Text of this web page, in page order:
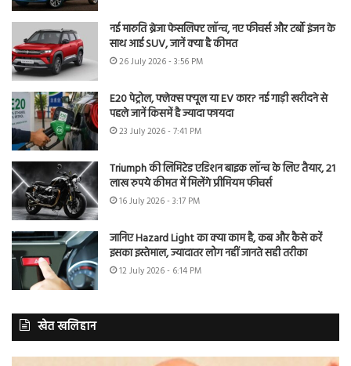
नई मारुति ब्रेजा फेसलिफ्ट लॉन्च, नए फीचर्स और टर्बो इंजन के
साथ आई SUV, जानें क्या है कीमत
26 July 2026 - 3:56 PM
E20 पेट्रोल, फ्लेक्स फ्यूल या EV कार? नई गाड़ी खरीदने से
पहले जानें किसमें है ज्यादा फायदा
23 July 2026 - 7:41 PM
Triumph की लिमिटेड एडिशन बाइक लॉन्च के लिए तैयार, 21
लाख रुपये कीमत में मिलेंगे प्रीमियम फीचर्स
16 July 2026 - 3:17 PM
जानिए Hazard Light का क्या काम है, कब और कैसे करें
इसका इस्तेमाल, ज्यादातर लोग नहीं जानते सही तरीका
12 July 2026 - 6:14 PM
खेत खलिहान